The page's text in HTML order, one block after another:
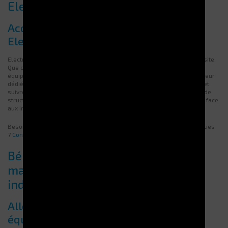
Electroclass
Accompagnement personnalisé par
Electroclass pour la maintenance
Electroclass propose un support technique réactif, adapté à chaque site.
Que ce soit en télémaintenance ou via des interventions sur site, les
équipes accompagnent vos opérateurs à chaque étape. Un interlocuteur
dédié peut superviser les diagnostics, anticiper les remplacements et
suivre l’état de votre matériel dans la durée. Cette approche permet de
structurer une maintenance préventive solide, tout en restant réactif face
aux imprévus.
Besoin d’un appui technique ou d’un conseil sur vos pièces stratégiques
? Contactez nos équipes
Bénéfices concrets d’une
maintenance rigoureuse pour les
industriels
Allongement de la durée de vie des
équipements